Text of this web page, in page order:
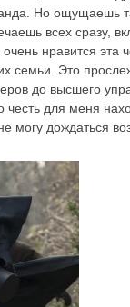
Но ощущаешь
всех сразу,
нравится эта
семьи. Это
до высшего
для меня
могу дождаться